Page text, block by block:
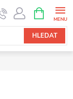
HLEDAT
NÁKUPNÍ
KOŠÍK